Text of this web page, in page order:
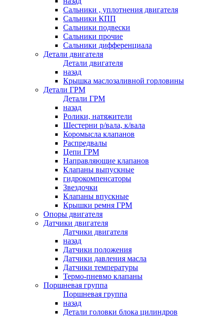
Сальники , уплотнения двигателя
Сальники КПП
Сальники подвески
Сальники прочие
Сальники дифференциала
Детали двигателя
Детали двигателя
назад
Крышка маслозаливной горловины
Детали ГРМ
Детали ГРМ
назад
Ролики, натяжители
Шестерни р/вала, к/вала
Коромысла клапанов
Распредвалы
Цепи ГРМ
Направляющие клапанов
Клапаны выпускные
гидрокомпенсаторы
Звездочки
Клапаны впускные
Крышки ремня ГРМ
Опоры двигателя
Датчики двигателя
Датчики двигателя
назад
Датчики положения
Датчики давления масла
Датчики температуры
Термо-пневмо клапаны
Поршневая группа
Поршневая группа
назад
Детали головки блока цилиндров